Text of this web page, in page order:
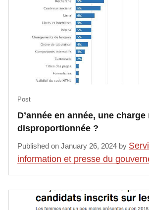
D’année en année, une
disproportionnée ?
Post
Published on January 26, 2024 by
information et presse du